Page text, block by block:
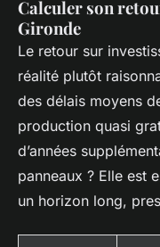
Calculer son
Gironde
Le retour sur
réalité plutôt
des délais moyens
production quasi
d’années
panneaux ? Elle est
un horizon long,